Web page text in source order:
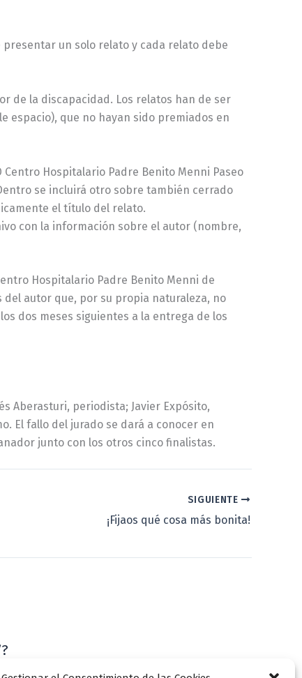
un solo relato y cada relato debe
de la discapacidad. Los relatos han de ser
espacio), que no hayan sido premiados en
Centro Hospitalario Padre Benito Menni Paseo
se incluirá otro sobre también cerrado
el título del relato.
con la información sobre el autor (nombre,
Hospitalario Padre Benito Menni de
autor que, por su propia naturaleza, no
dos meses siguientes a la entrega de los
Aberasturi, periodista; Javier Expósito,
El fallo del jurado se dará a conocer en
junto con los otros cinco finalistas.
SIGUIENTE
¡Fijaos qué cosa más bonita!